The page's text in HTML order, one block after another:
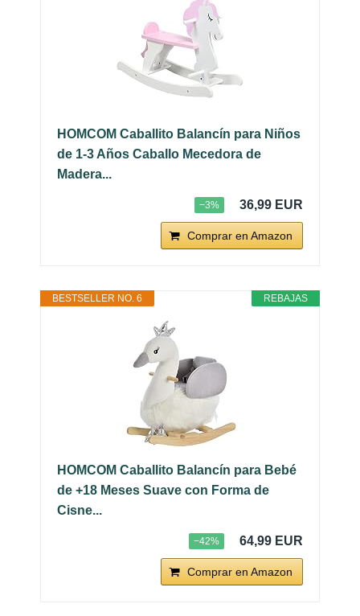
HOMCOM Caballito Balancín para Niños
de 1-3 Años Caballo Mecedora de
Madera...
−3% 36,99 EUR
Comprar en Amazon
REBAJAS
BESTSELLER NO. 6
HOMCOM Caballito Balancín para Bebé
de +18 Meses Suave con Forma de
Cisne...
−42% 64,99 EUR
Comprar en Amazon